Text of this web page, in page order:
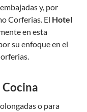
y, por
Corferias. El Hotel
en esta
su enfoque en el
o para